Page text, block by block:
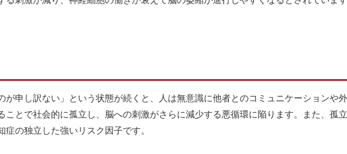
が申し訳ない」という状態が続くと、人は無意識に他者とのコミュニケーションや
ことで社会的に孤立し、脳への刺激がさらに減少する悪循環に陥ります。また、孤
の独立した強いリスク因子です。